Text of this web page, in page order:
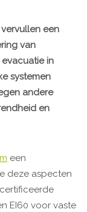
een
van
in
systemen
andere
en
een
deze aspecten
EI60 voor vaste